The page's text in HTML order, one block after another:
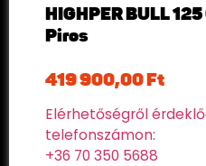
HIGHPER BULL
Piros
419 900,00 Ft
Elérhetőségről
telefonszámon:
+36 70 350 5688